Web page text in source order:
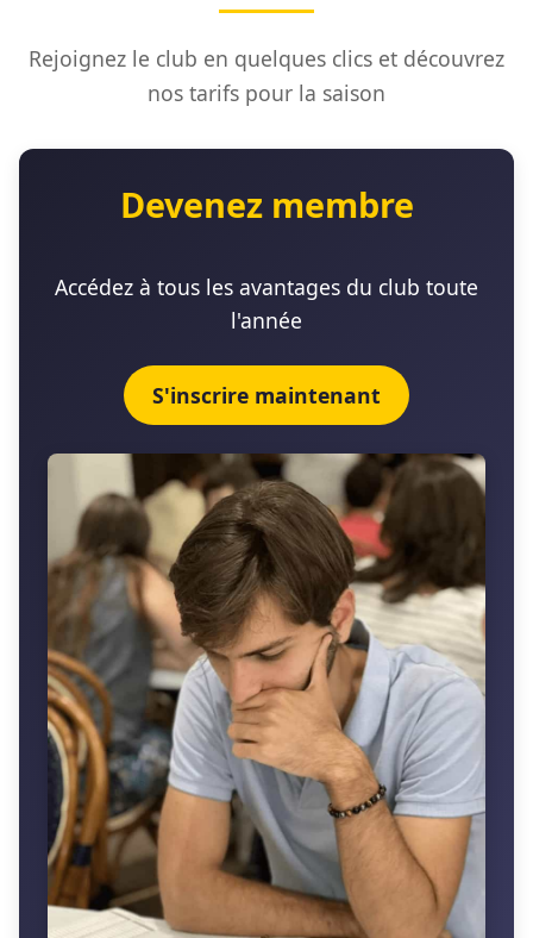
Rejoignez le club en quelques clics et découvrez
nos tarifs pour la saison
Devenez membre
Accédez à tous les avantages du club toute
l'année
S'inscrire maintenant